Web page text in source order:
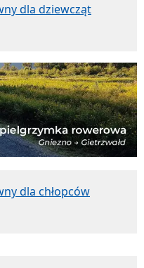
dla dziewcząt
dla chłopców